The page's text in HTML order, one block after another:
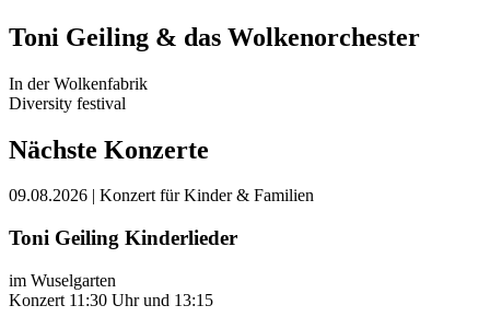
Toni Geiling & das Wolkenorchester
In der Wolkenfabrik
Diversity festival
Nächste Konzerte
09.08.2026 | Konzert für Kinder & Familien
Toni Geiling Kinderlieder
im Wuselgarten
Konzert 11:30 Uhr und 13:15